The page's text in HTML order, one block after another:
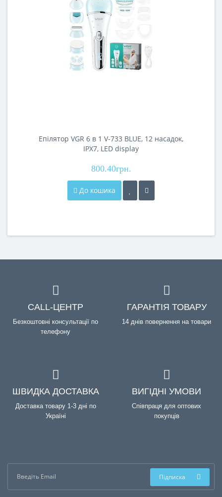
Епілятор VGR 6 в 1 V-733 BLUE, 12 насадок,
IPX7, LED display
800.40грн.
До кошика
CALL-ЦЕНТР
Безкоштовні консультації по
телефону
ГАРАНТІЯ ТОВАРУ
14 днів повернення на товари
ШВИДКА ДОСТАВКА
Доставка товару 1-3 дні по
Україні
ВИГІДНІ УМОВИ
Співпраця для оптових
покупців
Підписка